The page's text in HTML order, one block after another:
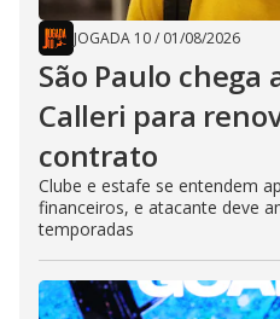
JOGADA 10/ 01/08/2026
São Paulo chega
Calleri para
contrato
Clube e estafe se entendem
financeiros, e atacante deve
temporadas